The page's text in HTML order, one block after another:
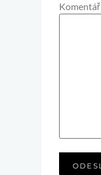
Komentář